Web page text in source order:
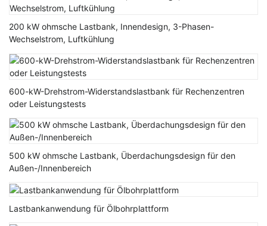
200 kW ohmsche Lastbank, Innendesign, 3-Phasen-
Wechselstrom, Luftkühlung
600-kW-Drehstrom-Widerstandslastbank für Rechenzentren
oder Leistungstests
500 kW ohmsche Lastbank, Überdachungsdesign für den
Außen-/Innenbereich
Lastbankanwendung für Ölbohrplattform